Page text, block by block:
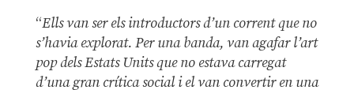
“Ells van ser els introductors d’un corrent que no
s’havia explorat. Per una banda, van agafar l’art
pop dels Estats Units que no estava carregat
d’una gran crítica social i el van convertir en una